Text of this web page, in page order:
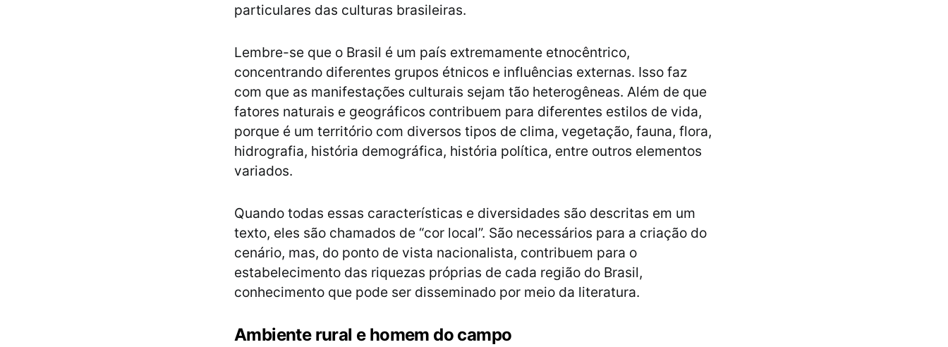
particulares das culturas brasileiras.
Lembre-se que o Brasil é um país extremamente etnocêntrico,
concentrando diferentes grupos étnicos e influências externas. Isso faz
com que as manifestações culturais sejam tão heterogêneas. Além de que
fatores naturais e geográficos contribuem para diferentes estilos de vida,
porque é um território com diversos tipos de clima, vegetação, fauna, flora,
hidrografia, história demográfica, história política, entre outros elementos
variados.
Quando todas essas características e diversidades são descritas em um
texto, eles são chamados de “cor local”. São necessários para a criação do
cenário, mas, do ponto de vista nacionalista, contribuem para o
estabelecimento das riquezas próprias de cada região do Brasil,
conhecimento que pode ser disseminado por meio da literatura.
Ambiente rural e homem do campo